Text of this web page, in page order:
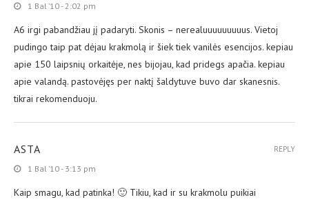
1 Bal ’10 - 2:02 pm
A6 irgi pabandžiau jį padaryti. Skonis – nerealuuuuuuuuus. Vietoj
pudingo taip pat dėjau krakmolą ir šiek tiek vanilės esencijos. kepiau
apie 150 laipsnių orkaitėje, nes bijojau, kad pridegs apačia. kepiau
apie valandą. pastovėjęs per naktį šaldytuve buvo dar skanesnis.
tikrai rekomenduoju.
ASTA
1 Bal ’10 - 3:13 pm
Kaip smagu, kad patinka! 🙂 Tikiu, kad ir su krakmolu puikiai
REPLY